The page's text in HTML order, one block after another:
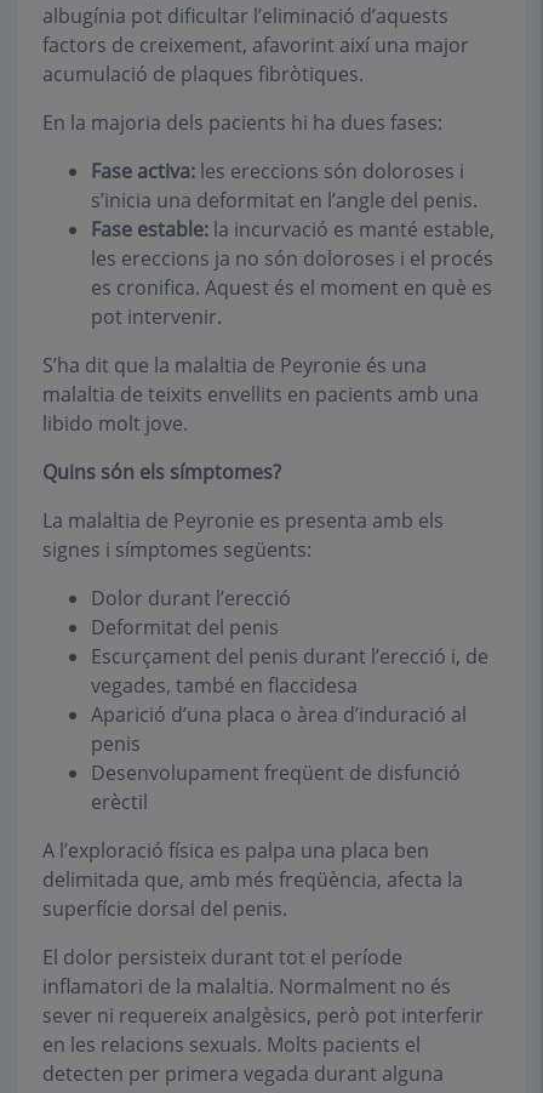
albugínia pot dificultar l’eliminació d’aquests
factors de creixement, afavorint així una major
acumulació de plaques fibròtiques.
En la majoria dels pacients hi ha dues fases:
Fase activa: les ereccions són doloroses i
s’inicia una deformitat en l’angle del penis.
Fase estable: la incurvació es manté estable,
les ereccions ja no són doloroses i el procés
es cronifica. Aquest és el moment en què es
pot intervenir.
S’ha dit que la malaltia de Peyronie és una
malaltia de teixits envellits en pacients amb una
libido molt jove.
Quins són els símptomes?
La malaltia de Peyronie es presenta amb els
signes i símptomes següents:
Dolor durant l’erecció
Deformitat del penis
Escurçament del penis durant l’erecció i, de
vegades, també en flaccidesa
Aparició d’una placa o àrea d’induració al
penis
Desenvolupament freqüent de disfunció
erèctil
A l’exploració física es palpa una placa ben
delimitada que, amb més freqüència, afecta la
superfície dorsal del penis.
El dolor persisteix durant tot el període
inflamatori de la malaltia. Normalment no és
sever ni requereix analgèsics, però pot interferir
en les relacions sexuals. Molts pacients el
detecten per primera vegada durant alguna